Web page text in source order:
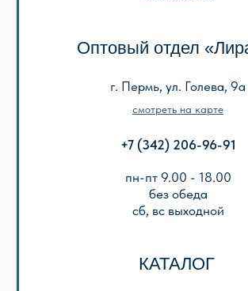
Разработка сайта
ИНН 5905042366
ОГРН 1025901223622
© 2013-2024 ООО «Лира-2»